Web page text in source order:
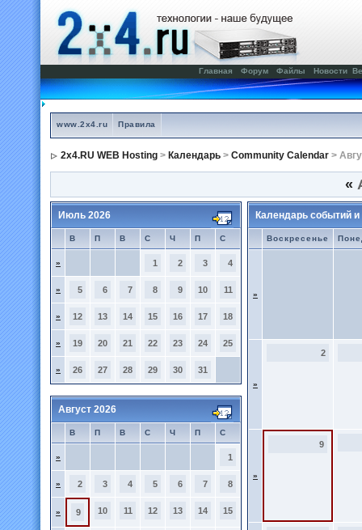
Главная Форум Файлы Новости
www.2x4.ru Правила
2x4.RU WEB Hosting > Календарь > Community Calendar >
«
Июль 2026
В П В С Ч П С
» 1 2 3 4
» 5 6 7 8 9 10 11
» 12 13 14 15 16 17 18
» 19 20 21 22 23 24 25
» 26 27 28 29 30 31
Август 2026
В П В С Ч П С
» 1
» 2 3 4 5 6 7 8
» 9 10 11 12 13 14 15
Календарь событий
Воскресенье
»
»
2
»
9